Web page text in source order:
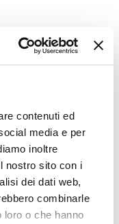
contenuti ed
media e per
inoltre
nostro sito con i
dei dati web,
combinarle
o che hanno